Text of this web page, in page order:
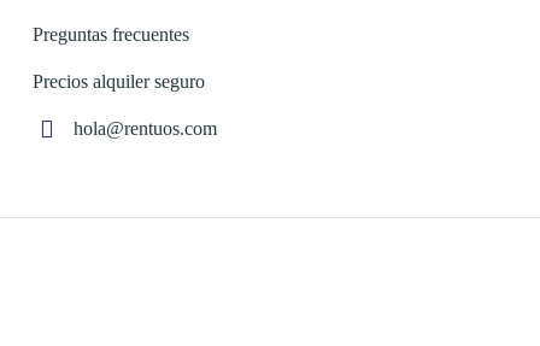
Preguntas frecuentes
Precios alquiler seguro
hola@rentuos.com